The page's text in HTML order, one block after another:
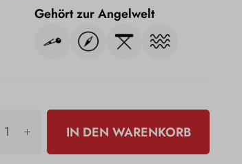
Gehört zur Angelwelt
IN DEN WARENKORB